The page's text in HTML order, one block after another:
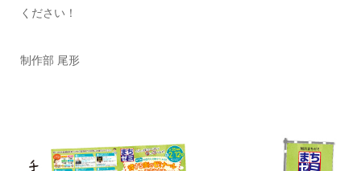
ください！
制作部 尾形